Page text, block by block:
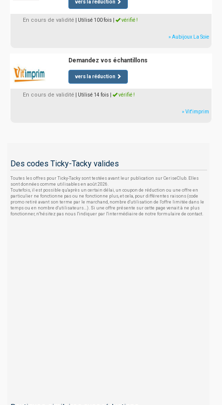
vers la réduction
En cours de validité | Utilisé 100 fois vérifié !
» Aubijoux La Soie
Demandez vos échantillons
vers la réduction
En cours de validité | Utilisé 14 fois vérifié !
» Vit'imprim
Des codes Ticky-Tacky valides
Toutes les offres pour Ticky-Tacky sont testées avant leur publication sur CeriseClub. Elles
sont données comme utilisables en août 2026.
Toutefois, il est possible qu'après un certain délai, un coupon de réduction ou une offre en
particulier ne fonctionne pas ou ne fonctionne plus, et cela, pour différentes raisons (code
promo retiré avant son terme par le marchand, nombre d'utilisation de l'offre limitée dans le
temps ou en nombre d'utilisateurs...). Si une offre présente sur cette page venait à ne plus
fonctionner, n'hésitez pas nous l'indiquer par l'intermédiaire de notre formulaire de contact.